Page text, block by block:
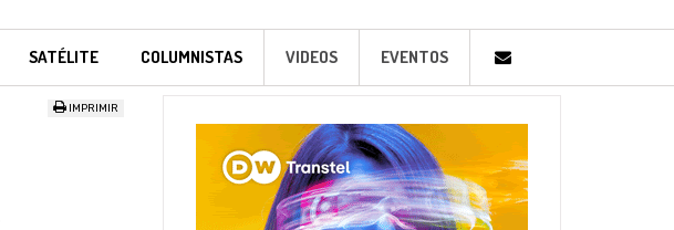
SATÉLITE COLUMNISTAS VIDEOS EVENTOS
IMPRIMIR